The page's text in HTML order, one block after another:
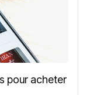
pour acheter